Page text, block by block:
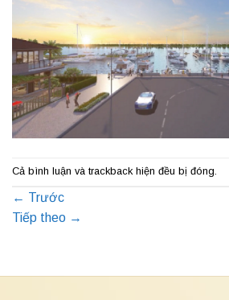
Cả bình luận và trackback hiện đều bị đóng.
← Trước
Tiếp theo →